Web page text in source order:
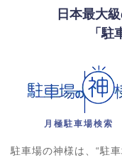
日本最大
「
月極駐車場検索
駐車場の神様は、“駐